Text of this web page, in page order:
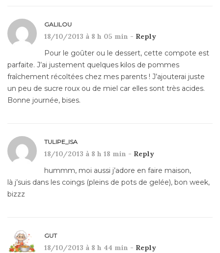
GALILOU
18/10/2013 à 8 h 05 min - Reply
Pour le goûter ou le dessert, cette compote est
parfaite. J’ai justement quelques kilos de pommes
fraîchement récoltées chez mes parents ! J’ajouterai juste
un peu de sucre roux ou de miel car elles sont très acides.
Bonne journée, bises.
TULIPE_ISA
18/10/2013 à 8 h 18 min - Reply
hummm, moi aussi j’adore en faire maison,
là j’suis dans les coings (pleins de pots de gelée), bon week,
bizzz
GUT
18/10/2013 à 8 h 44 min - Reply